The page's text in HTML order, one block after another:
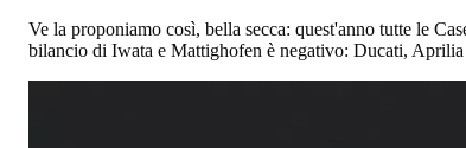
Ve la proponiamo così, bella secca: quest'anno tutte le
bilancio di Iwata e Mattighofen è negativo: Ducati,